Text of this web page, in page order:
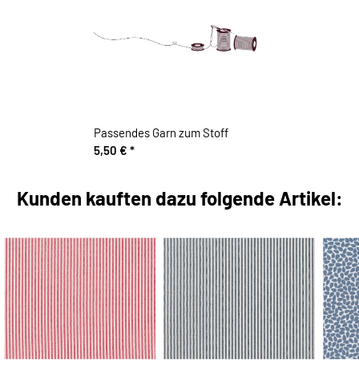
Passendes Garn zum Stoff
5,50 € *
Kunden kauften dazu folgende Artikel: